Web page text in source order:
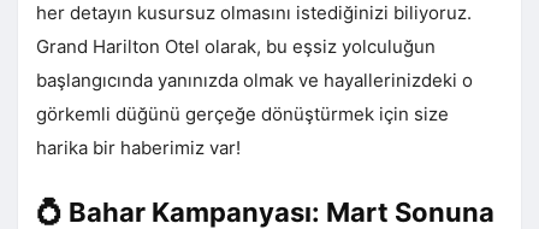
her detayın kusursuz olmasını istediğinizi biliyoruz.
Grand Harilton Otel olarak, bu eşsiz yolculuğun
başlangıcında yanınızda olmak ve hayallerinizdeki o
görkemli düğünü gerçeğe dönüştürmek için size
harika bir haberimiz var!
💍 Bahar Kampanyası: Mart Sonuna